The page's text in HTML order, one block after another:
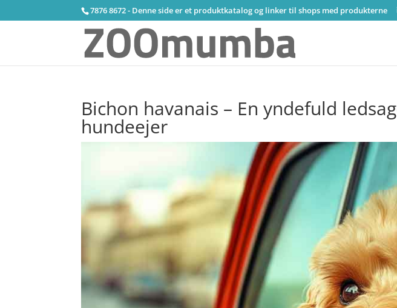
7876 8672 - Denne side er et produktkatalog og linker til shops med produkterne
Bichon havanais – En yndefuld
hundeejer